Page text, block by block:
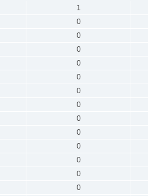
1
0
0
0
0
0
0
0
0
0
0
0
0
0